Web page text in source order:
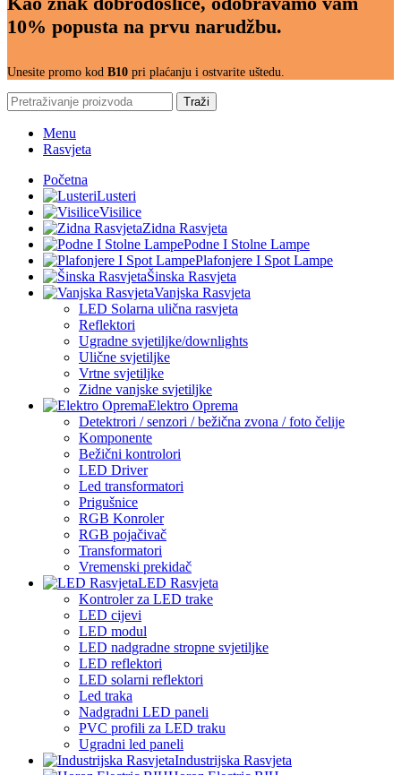
10% popusta na prvu narudžbu.
Unesite promo kod B10 pri plaćanju i ostvarite uštedu.
Traži
Menu
Rasvjeta
Početna
Lusteri
Visilice
Zidna Rasvjeta
Podne I Stolne Lampe
Plafonjere I Spot Lampe
Šinska Rasvjeta
Vanjska Rasvjeta
LED Solarna ulična rasvjeta
Reflektori
Ugradne svjetiljke/downlights
Ulične svjetiljke
Vrtne svjetiljke
Zidne vanjske svjetiljke
Elektro Oprema
Detektrori / senzori / bežična zvona / foto čelije
Komponente
Bežični kontrolori
LED Driver
Led transformatori
Prigušnice
RGB Konroler
RGB pojačivač
Transformatori
Vremenski prekidač
LED Rasvjeta
Kontroler za LED trake
LED cijevi
LED modul
LED nadgradne stropne svjetiljke
LED reflektori
LED solarni reflektori
Led traka
Nadgradni LED paneli
PVC profili za LED traku
Ugradni led paneli
Industrijska Rasvjeta